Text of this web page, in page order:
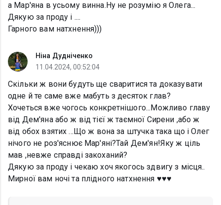
а Мар'яна в усьому винна.Ну не розумію я Олега...
Дякую за проду і ....
Гарного вам натхнення)))
Ніна Дудніченко
11.04.2024, 00:52:04
Скільки ж вони будуть ще сваритися та доказувати
одне й те саме вже мабуть з десяток глав?
Хочеться вже чогось конкретнішого...Можливо главу
від Дем'яна або ж від тієї ж таємної Сирени ,або ж
від обох взятих ...Що ж вона за штучка така що і Олег
нічого не роз'яснює Мар'яні?Тай Дем'ян!Яку ж ціль
мав ,невже справді закоханий?
Дякую за проду і чекаю хоч якогось здвигу з місця..
Мирної вам ночі та плідного натхнення ♥️♥️♥️